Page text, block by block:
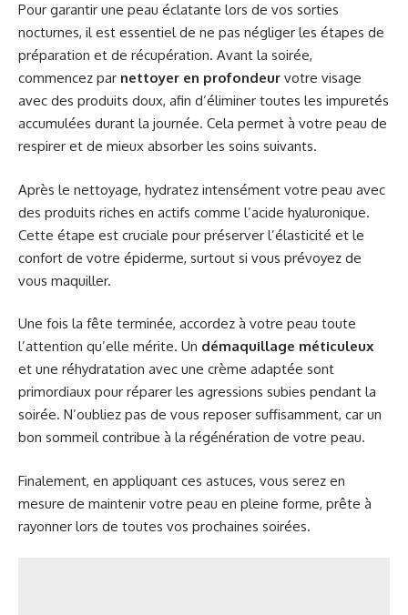
Pour garantir une peau éclatante lors de vos sorties
nocturnes, il est essentiel de ne pas négliger les étapes de
préparation et de récupération. Avant la soirée,
commencez par nettoyer en profondeur votre visage
avec des produits doux, afin d’éliminer toutes les impuretés
accumulées durant la journée. Cela permet à votre peau de
respirer et de mieux absorber les soins suivants.
Après le nettoyage, hydratez intensément votre peau avec
des produits riches en actifs comme l’acide hyaluronique.
Cette étape est cruciale pour préserver l’élasticité et le
confort de votre épiderme, surtout si vous prévoyez de
vous maquiller.
Une fois la fête terminée, accordez à votre peau toute
l’attention qu’elle mérite. Un démaquillage méticuleux
et une réhydratation avec une crème adaptée sont
primordiaux pour réparer les agressions subies pendant la
soirée. N’oubliez pas de vous reposer suffisamment, car un
bon sommeil contribue à la régénération de votre peau.
Finalement, en appliquant ces astuces, vous serez en
mesure de maintenir votre peau en pleine forme, prête à
rayonner lors de toutes vos prochaines soirées.